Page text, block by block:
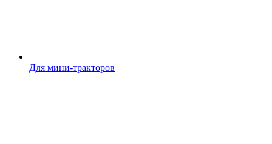
Для мини-тракторов